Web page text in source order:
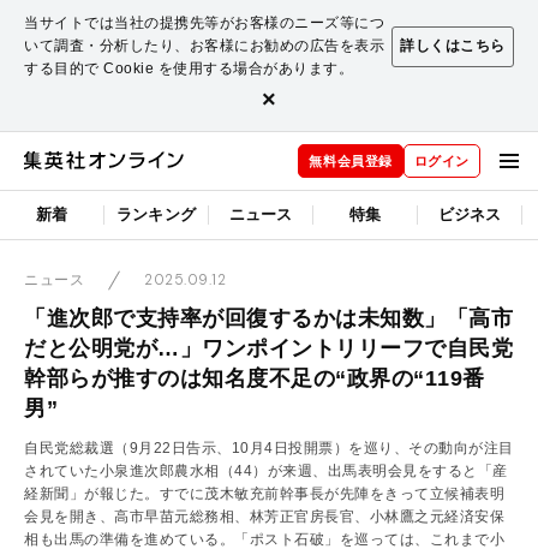
当サイトでは当社の提携先等がお客様のニーズ等につ
いて調査・分析したり、お客様にお勧めの広告を表示
する目的で Cookie を使用する場合があります。
詳しくはこちら
×
無料会員登録 ログイン
新着 ランキング ニュース 特集 ビジネス
ニュース 2025.09.12
「進次郎で支持率が回復するかは未知数」「高市
だと公明党が…」ワンポイントリリーフで自民党
幹部らが推すのは知名度不足の“政界の“119番
男”
自民党総裁選（9月22日告示、10月4日投開票）を巡り、その動向が注目
されていた小泉進次郎農水相（44）が来週、出馬表明会見をすると「産
経新聞」が報じた。すでに茂木敏充前幹事長が先陣をきって立候補表明
会見を開き、高市早苗元総務相、林芳正官房長官、小林鷹之元経済安保
相も出馬の準備を進めている。「ポスト石破」を巡っては、これまで小